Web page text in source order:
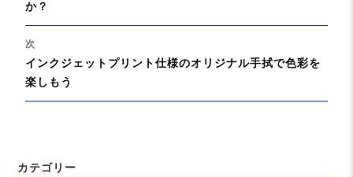
ビ
ゲ
ー
シ
ョ
ン
去
の
投
稿:
か？
次
次
の
投
インクジェットプリント仕様のオリジナル手拭で色彩を
楽しもう
カテゴリー